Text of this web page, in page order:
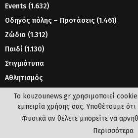
Events (1.632)
Οδηγός πόλης – Προτάσεις (1.461)
Ζώδια (1.312)
Παιδί (1.130)
Στιγμιότυπα
Αθλητισμός
Γυναίκα
© 2023 -
Το kouzounews.gr χρησιμοποιεί
εμπειρία χρήσης σας. Υποθέτουμε
Φυσικά αν θέλετε μπορείτε να
Περισσότερα